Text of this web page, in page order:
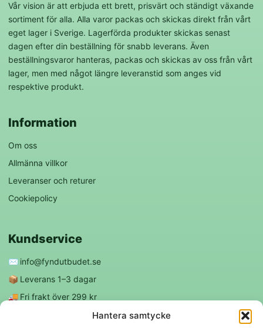
Hantera samtycke
Vår vision är att erbjuda ett brett, prisvärt och ständigt växande
sortiment för alla. Alla varor packas och skickas direkt från vårt
eget lager i Sverige. Lagerförda produkter skickas senast
dagen efter din beställning för snabb leverans. Även
beställningsvaror hanteras, packas och skickas av oss från vårt
lager, men med något längre leveranstid som anges vid
respektive produkt.
Information
Om oss
Allmänna villkor
Leveranser och returer
Cookiepolicy
Kundservice
✉️ info@fyndutbudet.se
📦 Leverans 1–3 dagar
🚚 Fri frakt över 299 kr